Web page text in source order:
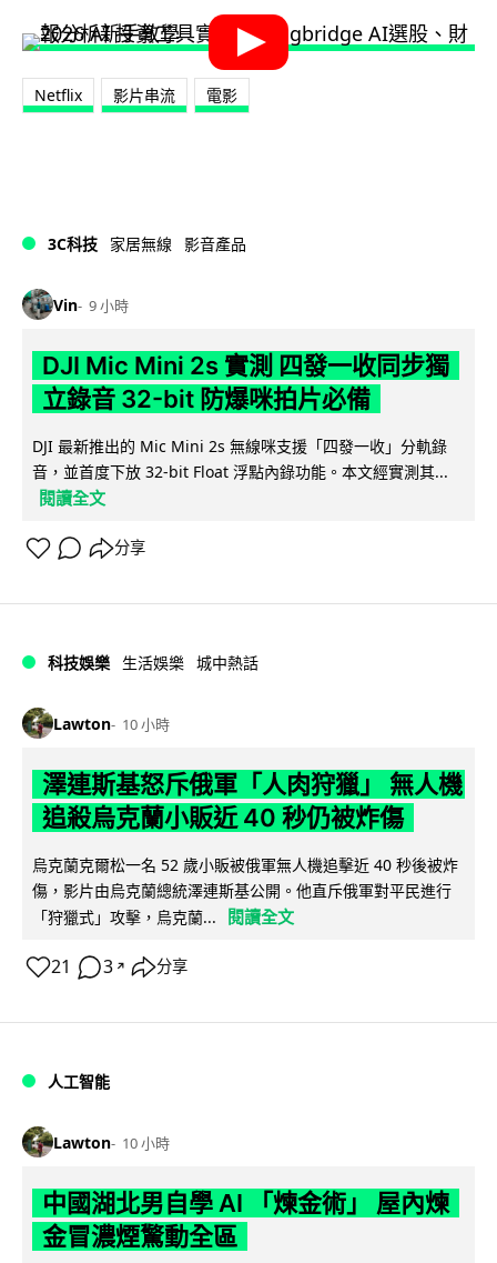
Netflix 影片串流 電影
3C科技 家居無線 影音產品
Vin 9 小時
DJI Mic Mini 2s 實測 四發一收同步獨
立錄音 32-bit 防爆咪拍片必備
DJI 最新推出的 Mic Mini 2s 無線咪支援「四發一收」分軌錄
音，並首度下放 32-bit Float 浮點內錄功能。本文經實測其...
閱讀全文
分享
科技娛樂 生活娛樂 城中熱話
Lawton 10 小時
澤連斯基怒斥俄軍「人肉狩獵」 無人機
追殺烏克蘭小販近 40 秒仍被炸傷
烏克蘭克爾松一名 52 歲小販被俄軍無人機追擊近 40 秒後被炸
傷，影片由烏克蘭總統澤連斯基公開。他直斥俄軍對平民進行
「狩獵式」攻擊，烏克蘭...
閱讀全文
21 3 ↗ 分享
人工智能
Lawton 10 小時
中國湖北男自學 AI 「煉金術」 屋內煉
金冒濃煙驚動全區